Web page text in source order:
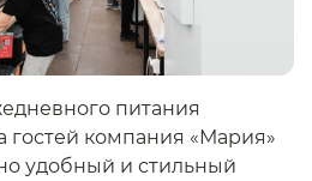
питания
гостей компания «Мария»
удобный и стильный